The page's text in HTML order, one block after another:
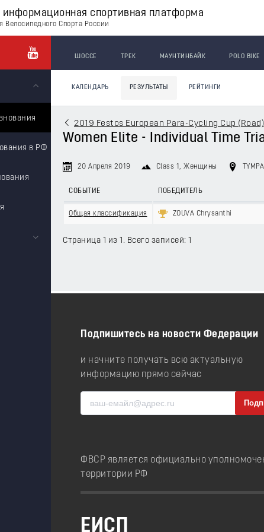
информационная спортивная платформа
Велосипедного Спорта России
в РФ
ШОССЕ ТРЕК МАУНТИНБАЙК POLO BIKE
КАЛЕНДАРЬ РЕЗУЛЬТАТЫ РЕЙТИНГИ
2019 Festos European Para-Cycling Cup (Road)
Women Elite - Individual Time
20 Апреля 2019 Class 1 , Женщины
СОБЫТИЕ ПОБЕДИТЕЛЬ
Общая классификация ZOUVA Chrysanthi
Страница 1 из 1. Всего записей: 1
Подпишитесь на новости Федерации
и начните получать всю актуальную
информацию прямо сейчас
ФВСР является официально
территории РФ
ЕИСП